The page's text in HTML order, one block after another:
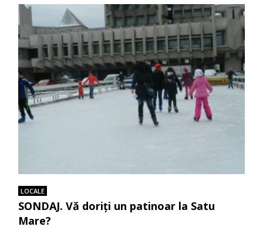
LOCALE
SONDAJ. Vă doriți un patinoar la Satu
Mare?